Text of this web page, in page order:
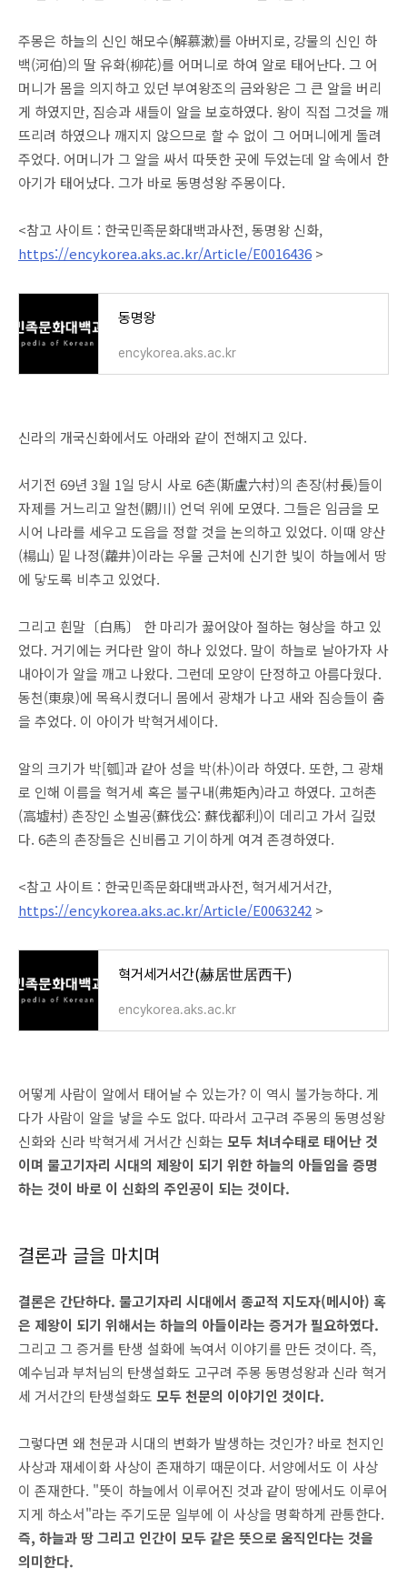
주몽은 하늘의 신인 해모수(解慕漱)를 아버지로, 강물의 신인 하
백(河伯)의 딸 유화(柳花)를 어머니로 하여 알로 태어난다. 그 어
머니가 몸을 의지하고 있던 부여왕조의 금와왕은 그 큰 알을 버리
게 하였지만, 짐승과 새들이 알을 보호하였다. 왕이 직접 그것을 깨
뜨리려 하였으나 깨지지 않으므로 할 수 없이 그 어머니에게 돌려
주었다. 어머니가 그 알을 싸서 따뜻한 곳에 두었는데 알 속에서 한
아기가 태어났다. 그가 바로 동명성왕 주몽이다.
<참고 사이트 : 한국민족문화대백과사전, 동명왕 신화,
https://encykorea.aks.ac.kr/Article/E0016436 >
동명왕
encykorea.aks.ac.kr
신라의 개국신화에서도 아래와 같이 전해지고 있다.
서기전 69년 3월 1일 당시 사로 6촌(斯盧六村)의 촌장(村長)들이
자제를 거느리고 알천(閼川) 언덕 위에 모였다. 그들은 임금을 모
시어 나라를 세우고 도읍을 정할 것을 논의하고 있었다. 이때 양산
(楊山) 밑 나정(蘿井)이라는 우물 근처에 신기한 빛이 하늘에서 땅
에 닿도록 비추고 있었다.
그리고 흰말〔白馬〕 한 마리가 꿇어앉아 절하는 형상을 하고 있
었다. 거기에는 커다란 알이 하나 있었다. 말이 하늘로 날아가자 사
내아이가 알을 깨고 나왔다. 그런데 모양이 단정하고 아름다웠다.
동천(東泉)에 목욕시켰더니 몸에서 광채가 나고 새와 짐승들이 춤
을 추었다. 이 아이가 박혁거세이다.
알의 크기가 박[瓠]과 같아 성을 박(朴)이라 하였다. 또한, 그 광채
로 인해 이름을 혁거세 혹은 불구내(弗矩內)라고 하였다. 고허촌
(高墟村) 촌장인 소벌공(蘇伐公: 蘇伐都利)이 데리고 가서 길렀
다. 6촌의 촌장들은 신비롭고 기이하게 여겨 존경하였다.
<참고 사이트 : 한국민족문화대백과사전, 혁거세거서간,
https://encykorea.aks.ac.kr/Article/E0063242 >
혁거세거서간(赫居世居西干)
encykorea.aks.ac.kr
어떻게 사람이 알에서 태어날 수 있는가? 이 역시 불가능하다. 게
다가 사람이 알을 낳을 수도 없다. 따라서 고구려 주몽의 동명성왕
신화와 신라 박혁거세 거서간 신화는 모두 처녀수태로 태어난 것
이며 물고기자리 시대의 제왕이 되기 위한 하늘의 아들임을 증명
하는 것이 바로 이 신화의 주인공이 되는 것이다.
결론과 글을 마치며
결론은 간단하다. 물고기자리 시대에서 종교적 지도자(메시아) 혹
은 제왕이 되기 위해서는 하늘의 아들이라는 증거가 필요하였다.
그리고 그 증거를 탄생 설화에 녹여서 이야기를 만든 것이다. 즉,
예수님과 부처님의 탄생설화도 고구려 주몽 동명성왕과 신라 혁거
세 거서간의 탄생설화도 모두 천문의 이야기인 것이다.
그렇다면 왜 천문과 시대의 변화가 발생하는 것인가? 바로 천지인
사상과 재세이화 사상이 존재하기 때문이다. 서양에서도 이 사상
이 존재한다. "뜻이 하늘에서 이루어진 것과 같이 땅에서도 이루어
지게 하소서"라는 주기도문 일부에 이 사상을 명확하게 관통한다.
즉, 하늘과 땅 그리고 인간이 모두 같은 뜻으로 움직인다는 것을
의미한다.